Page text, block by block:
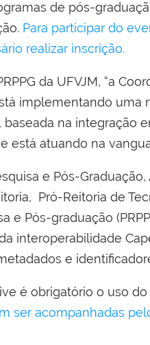
de pós-
Para participar do
realizar inscrição.
da UFVJM, “a
implementando
na integração
está atuando na
e Pós-
Pró-Reitoria de
e Pós-graduação
interoperabilidade
e
é obrigatório o uso
ser acompanhadas